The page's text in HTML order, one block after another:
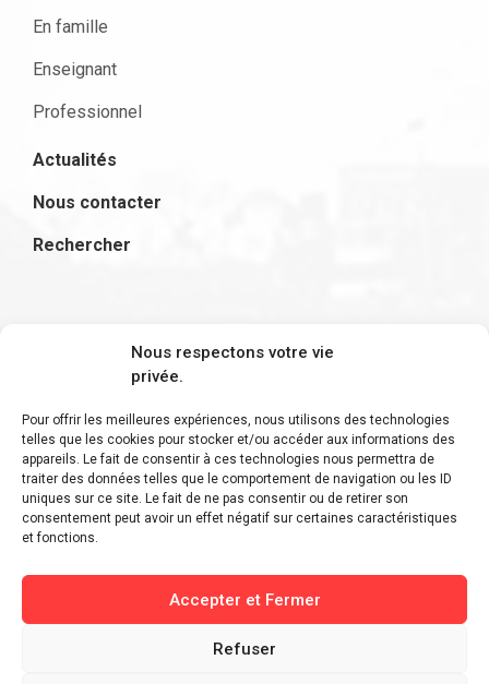
Nous respectons votre vie
privée.
Pour offrir les meilleures expériences, nous utilisons des technologies
telles que les cookies pour stocker et/ou accéder aux informations des
appareils. Le fait de consentir à ces technologies nous permettra de
traiter des données telles que le comportement de navigation ou les ID
uniques sur ce site. Le fait de ne pas consentir ou de retirer son
consentement peut avoir un effet négatif sur certaines caractéristiques
et fonctions.
Accepter et Fermer
Refuser
En famille
Enseignant
Professionnel
Actualités
Nous contacter
Rechercher
S'inscrire à la newsletter
Restez informé des derniers ajouts et des
dernières actualités !